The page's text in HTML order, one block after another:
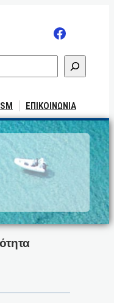
ΕΠΙΚΟΙΝΩΝΙΑ